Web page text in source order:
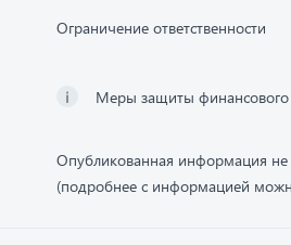
Ограничение ответственности
Меры защиты
Опубликованная информация не
(подробнее с информацией